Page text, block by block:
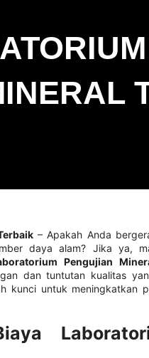
– Apakah Anda
daya alam? Jika ya,
Pengujian
dan tuntutan kualitas
kunci untuk meningkatkan